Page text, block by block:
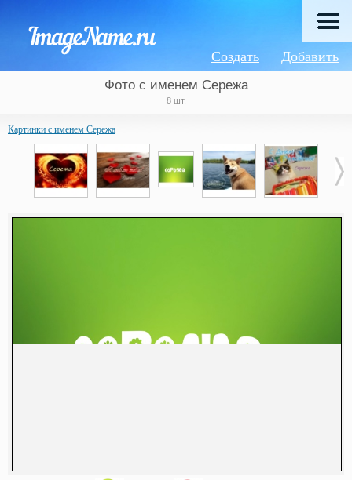
Добавить
Создать
Фото с именем Сережа
8 шт.
Картинки с именем Сережа